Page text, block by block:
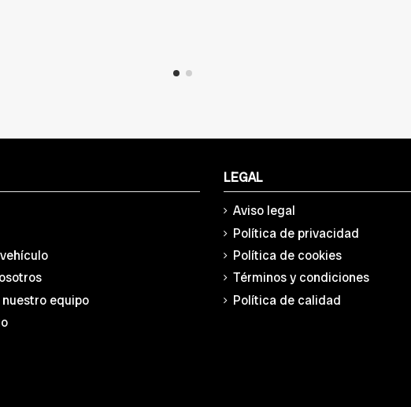
equipo
LEGAL
Aviso legal
Política de privacidad
Política de cookies
Términos y condiciones
Política de calidad